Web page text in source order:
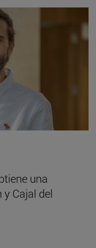
una
Cajal del